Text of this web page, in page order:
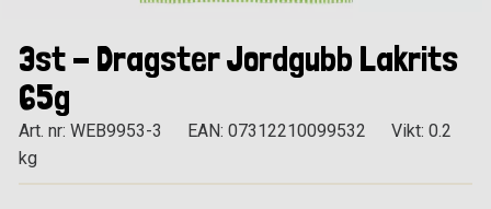
3st - Dragster Jordgubb Lakrits
65g
Art. nr: WEB9953-3 EAN: 07312210099532
Vikt: 0.2
kg